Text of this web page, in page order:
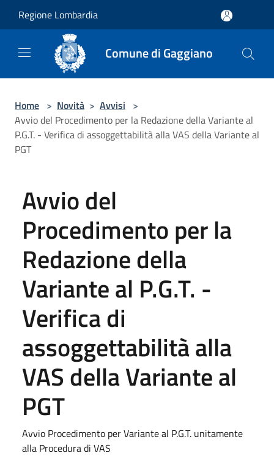
Regione Lombardia
Comune di Gaggiano
Home > Novità > Avvisi >
Avvio del Procedimento per la Redazione della Variante al
P.G.T. - Verifica di assoggettabilità alla VAS della Variante al
PGT
Avvio del
Procedimento per la
Redazione della
Variante al P.G.T. -
Verifica di
assoggettabilità alla
VAS della Variante al
PGT
Avvio Procedimento per Variante al P.G.T. unitamente
alla Procedura di VAS